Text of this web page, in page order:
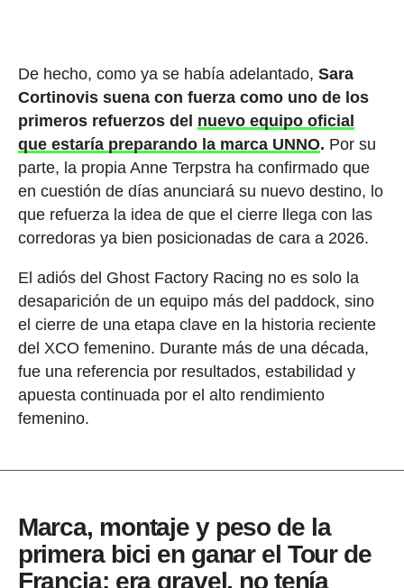
De hecho, como ya se había adelantado, Sara
Cortinovis suena con fuerza como uno de los
primeros refuerzos del nuevo equipo oficial
que estaría preparando la marca UNNO. Por su
parte, la propia Anne Terpstra ha confirmado que
en cuestión de días anunciará su nuevo destino, lo
que refuerza la idea de que el cierre llega con las
corredoras ya bien posicionadas de cara a 2026.
El adiós del Ghost Factory Racing no es solo la
desaparición de un equipo más del paddock, sino
el cierre de una etapa clave en la historia reciente
del XCO femenino. Durante más de una década,
fue una referencia por resultados, estabilidad y
apuesta continuada por el alto rendimiento
femenino.
Marca, montaje y peso de la
primera bici en ganar el Tour de
Francia: era gravel, no tenía